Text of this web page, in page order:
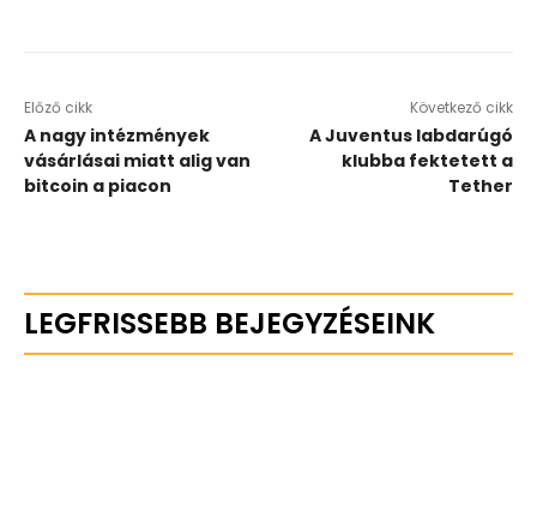
Előző cikk
A nagy intézmények
vásárlásai miatt alig van
bitcoin a piacon
Következő cikk
A Juventus labdarúgó
klubba fektetett a
Tether
LEGFRISSEBB BEJEGYZÉSEINK